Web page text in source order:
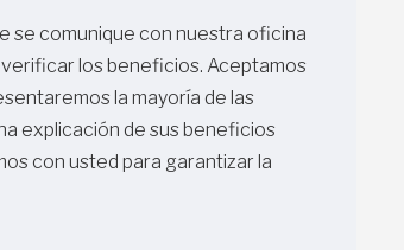
se comunique con nuestra oficina
los beneficios. Aceptamos
la mayoría de las
explicación de sus beneficios
con usted para garantizar la